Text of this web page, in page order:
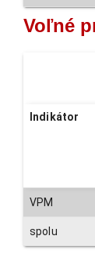
Voľné
Indikátor
VPM
spolu